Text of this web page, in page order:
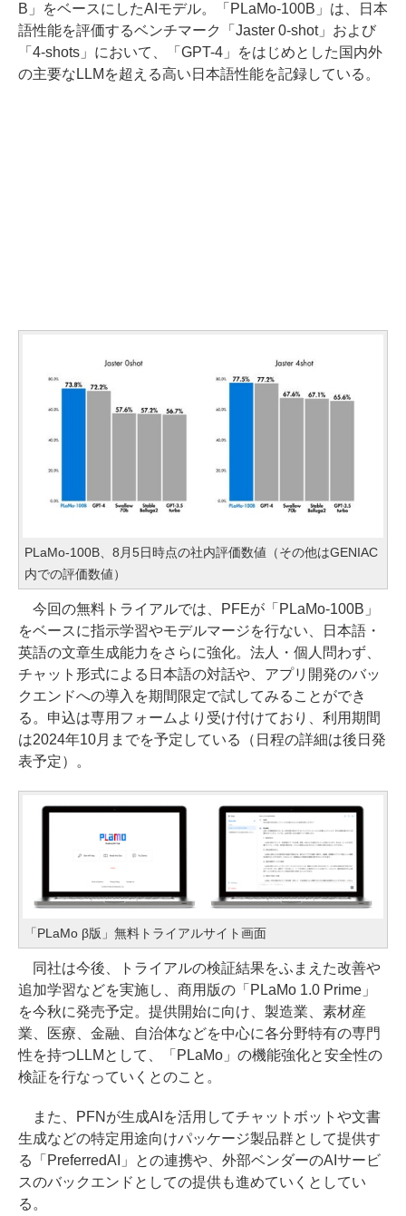
B」をベースにしたAIモデル。「PLaMo-100B」は、日本
語性能を評価するベンチマーク「Jaster 0-shot」および
「4-shots」において、「GPT-4」をはじめとした国内外
の主要なLLMを超える高い日本語性能を記録している。
PLaMo-100B、8月5日時点の社内評価数値（その他はGENIAC
内での評価数値）
今回の無料トライアルでは、PFEが「PLaMo-100B」
をベースに指示学習やモデルマージを行ない、日本語・
英語の文章生成能力をさらに強化。法人・個人問わず、
チャット形式による日本語の対話や、アプリ開発のバッ
クエンドへの導入を期間限定で試してみることができ
る。申込は専用フォームより受け付けており、利用期間
は2024年10月までを予定している（日程の詳細は後日発
表予定）。
「PLaMo β版」無料トライアルサイト画面
同社は今後、トライアルの検証結果をふまえた改善や
追加学習などを実施し、商用版の「PLaMo 1.0 Prime」
を今秋に発売予定。提供開始に向け、製造業、素材産
業、医療、金融、自治体などを中心に各分野特有の専門
性を持つLLMとして、「PLaMo」の機能強化と安全性の
検証を行なっていくとのこと。
また、PFNが生成AIを活用してチャットボットや文書
生成などの特定用途向けパッケージ製品群として提供す
る「PreferredAI」との連携や、外部ベンダーのAIサービ
スのバックエンドとしての提供も進めていくとしてい
る。